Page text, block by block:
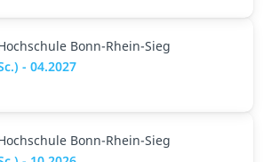
Bonn-Rhein-Sieg
- 04.2027
Bonn-Rhein-Sieg